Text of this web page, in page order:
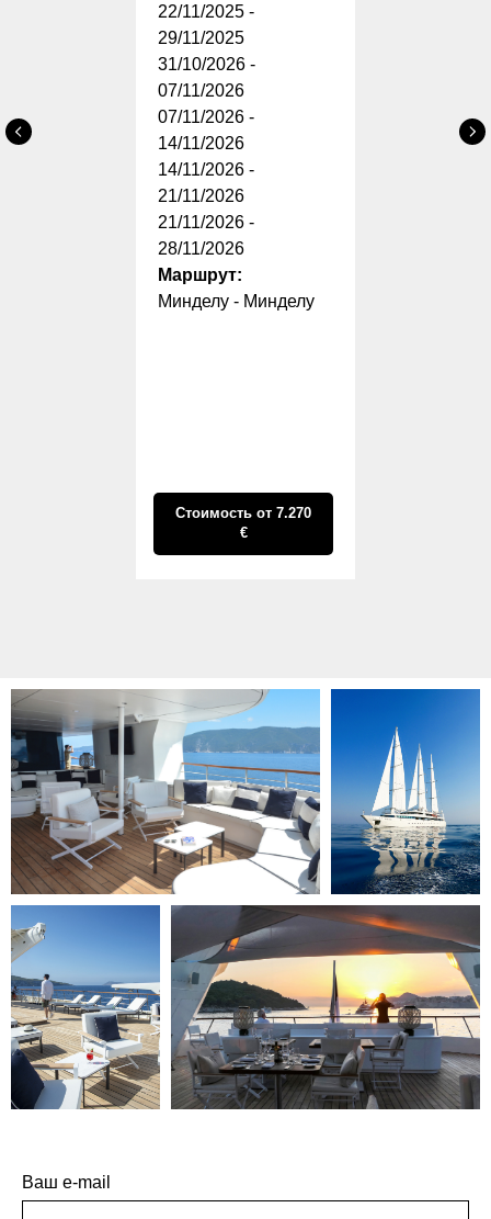
22/11/2025 -
29/11/2025
31/10/2026 -
07/11/2026
07/11/2026 -
14/11/2026
14/11/2026 -
21/11/2026
21/11/2026 -
28/11/2026
Маршрут:
Минделу - Минделу
Стоимость от 7.270
€
Ваш e-mail